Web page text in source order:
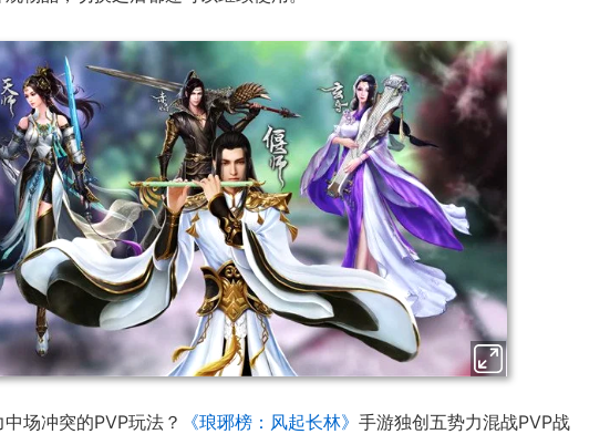
场冲突的PVP玩法？ 《琅琊榜：风起长林》 手游独创五势力混战PVP战